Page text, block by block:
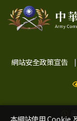
中
民
網站安全政策宣告
本網站使用 Cookie